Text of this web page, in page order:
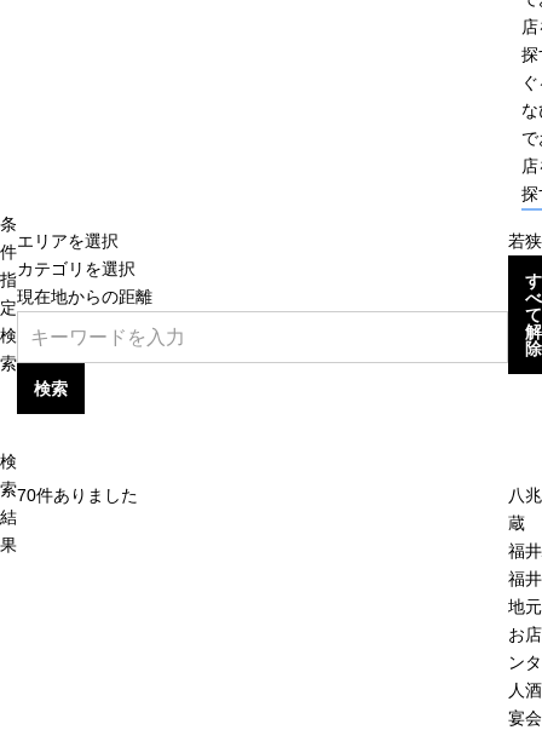
探
探
条
件
指
定
検
索
エリアを選択
カテゴリを選択
現在地からの距離
検索
若
す
べ
て
解
除
検
索
結
果
70件ありました
八
蔵
福
福
地
お
ン
人
宴